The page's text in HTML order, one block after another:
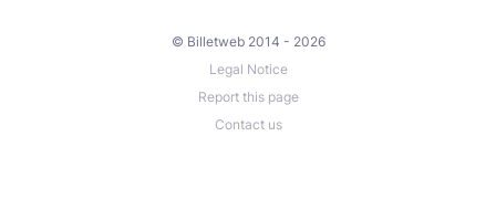
© Billetweb 2014 - 2026
Legal Notice
Report this page
Contact us